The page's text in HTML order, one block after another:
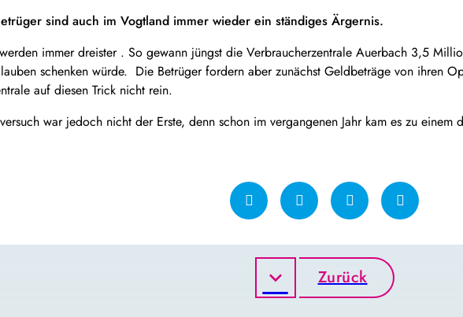
sind auch im Vogtland immer wieder ein ständiges Ärgernis.
immer dreister . So gewann jüngst die Verbraucherzentrale Auerbach 3,5
schenken würde. Die Betrüger fordern aber zunächst Geldbeträge von ihren
auf diesen Trick nicht rein.
war jedoch nicht der Erste, denn schon im vergangenen Jahr kam es zu einem
Zurück